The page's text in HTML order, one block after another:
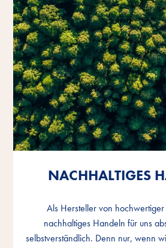
NACHHALTIGES
Als Hersteller von
nachhaltiges Handeln für uns
selbstverständlich. Denn nur, wenn
NACHHALTIGES
Als Hersteller von
nachhaltiges Handeln für uns
selbstverständlich. Denn nur, wenn
NACHHALTIGES
Als Hersteller von
nachhaltiges Handeln für uns
selbstverständlich. Denn nur, wenn